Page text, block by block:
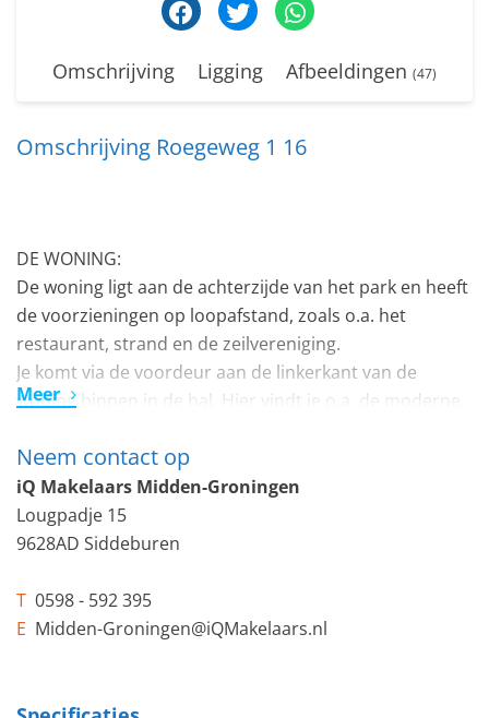
Omschrijving Ligging Afbeeldingen (47)
Omschrijving Roegeweg 1 16
DE WONING:
De woning ligt aan de achterzijde van het park en heeft
de voorzieningen op loopafstand, zoals o.a. het
restaurant, strand en de zeilvereniging.
Je komt via de voordeur aan de linkerkant van de
woning binnen in de hal. Hier vindt je o.a. de moderne,
ruime douche en wastafelmeubel en een aparte
toiletruimte. De hal leidt je naar een ruime woonkamer
met open keuken.
en hierdoor vindt je in deze ruimte alle rust en privacy
en een prachtig uitzicht op het water, perfect om lekker
koelkast, vaatwasser, combi-oven, inductiekookplaat en
Meer
Neem contact op
iQ Makelaars Midden-Groningen
Lougpadje 15
9628AD Siddeburen
T 0598 - 592 395
E Midden-Groningen@iQMakelaars.nl